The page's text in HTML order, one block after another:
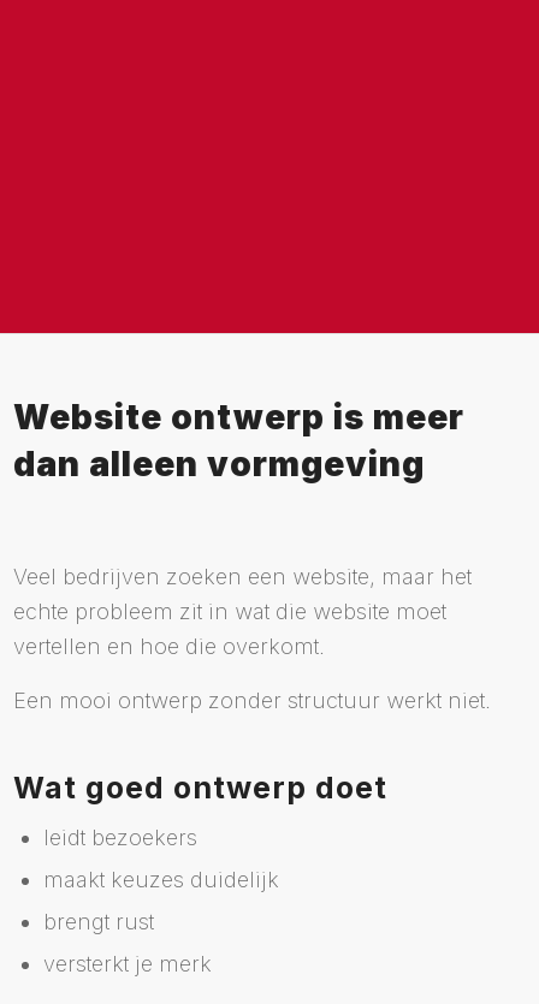
Website ontwerp is meer
dan alleen vormgeving
Veel bedrijven zoeken een website, maar het
echte probleem zit in wat die website moet
vertellen en hoe die overkomt.
Een mooi ontwerp zonder structuur werkt niet.
Wat goed ontwerp doet
leidt bezoekers
maakt keuzes duidelijk
brengt rust
versterkt je merk